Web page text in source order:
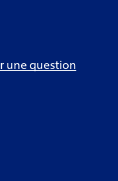
une question